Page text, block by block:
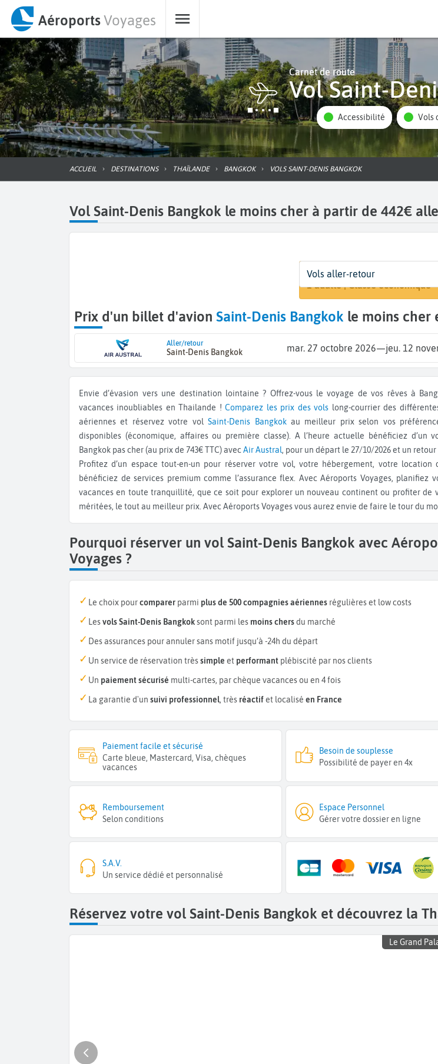
AéroportsVoyages
Carnet de route
Vol Saint-
Accessibilité
ACCUEIL DESTINATIONS THAÏLANDE BANGKOK VOLS SAINT-DENIS BANGKOK
Vol Saint-Denis Bangkok le moins cher à partir de 442€
Départ
Saint-Denis (RUN)
Dates
27 oct. - 12 nov.
Voyageurs | Classe
1 adulte | Classe économique
Vols aller-retour
Prix d'un billet d'avion Saint-Denis Bangkok le moins cher
Aller/retour
Saint-Denis Bangkok mar. 27 octobre 2026—jeu. 12
Envie d’évasion vers une destination lointaine ? Offrez-vous le voyage de vos rêves à Bangkok pour des
vacances inoubliables en Thailande !Comparez les prix des vols long-courrier des
aériennes et réservez votre volSaint-Denis Bangkokau meilleur prix selon vos
disponibles (économique, affaires ou première classe). A l’heure actuelle bénéficiez d’un
Bangkok pas cher (au prix de 743€ TTC) avec Air Austral, pour un départ le 27/10/2026 et un retour
Profitez d’un espace tout-en-un pour réserver votre vol, votre hébergement, votre location
bénéficiez de services premium comme l’assurance flex. Avec Aéroports Voyages, planifiez
vacances en toute tranquillité, que ce soit pour explorer un nouveau continent ou profiter de
méritées, le tout au meilleur prix. Avec Aéroports Voyages vous aurez envie de faire le tour du
Pourquoi réserver un vol Saint-Denis Bangkok avec
Voyages ?
Le choix pourcomparer parmi plus de 500 compagnies aériennes régulières et low costs
Lesvols Saint-Denis Bangkoksont parmi les moins chersdu marché
Des assurances pour annuler sans motif jusqu’à -24h du départ
Un service de réservation trèssimple et performant plébiscité par nos clients
Un paiement sécurisé multi-cartes, par chèque vacances ou en 4 fois
La garantie d'un suivi professionnel, très réactifet localisé en France
Paiement facile et sécurisé
Carte bleue, Mastercard, Visa, chèques
vacances
Besoin de souplesse
Possibilité de payer en 4x
Remboursement
Selon conditions
Espace Personnel
Gérer votre dossier en ligne
S.A.V.
Un service dédié et personnalisé
Réservez votre vol Saint-Denis Bangkok et découvrez la
Le Grand